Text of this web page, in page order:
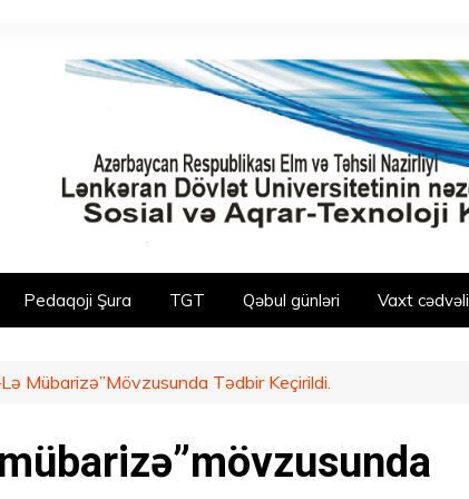
Pedaqoji Şura TGT Qəbul günləri Vaxt cədvəli
Mübarizə”mövzusunda Tədbir Keçirildi.